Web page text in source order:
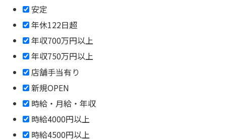
安定
年休122日超
年収700万円以上
年収750万円以上
店舗手当有り
新規OPEN
時給・月給・年収
時給4000円以上
時給4500円以上